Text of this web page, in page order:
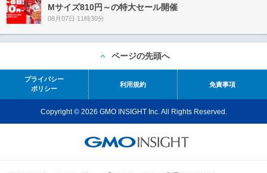
Mサイズ810円～の特大セール開催
08月07日 11時30分
ページの先頭へ
プライバシー
ポリシー
利用規約 免責事項
Copyright © 2026 GMO INSIGHT Inc. All Rights Reserved.